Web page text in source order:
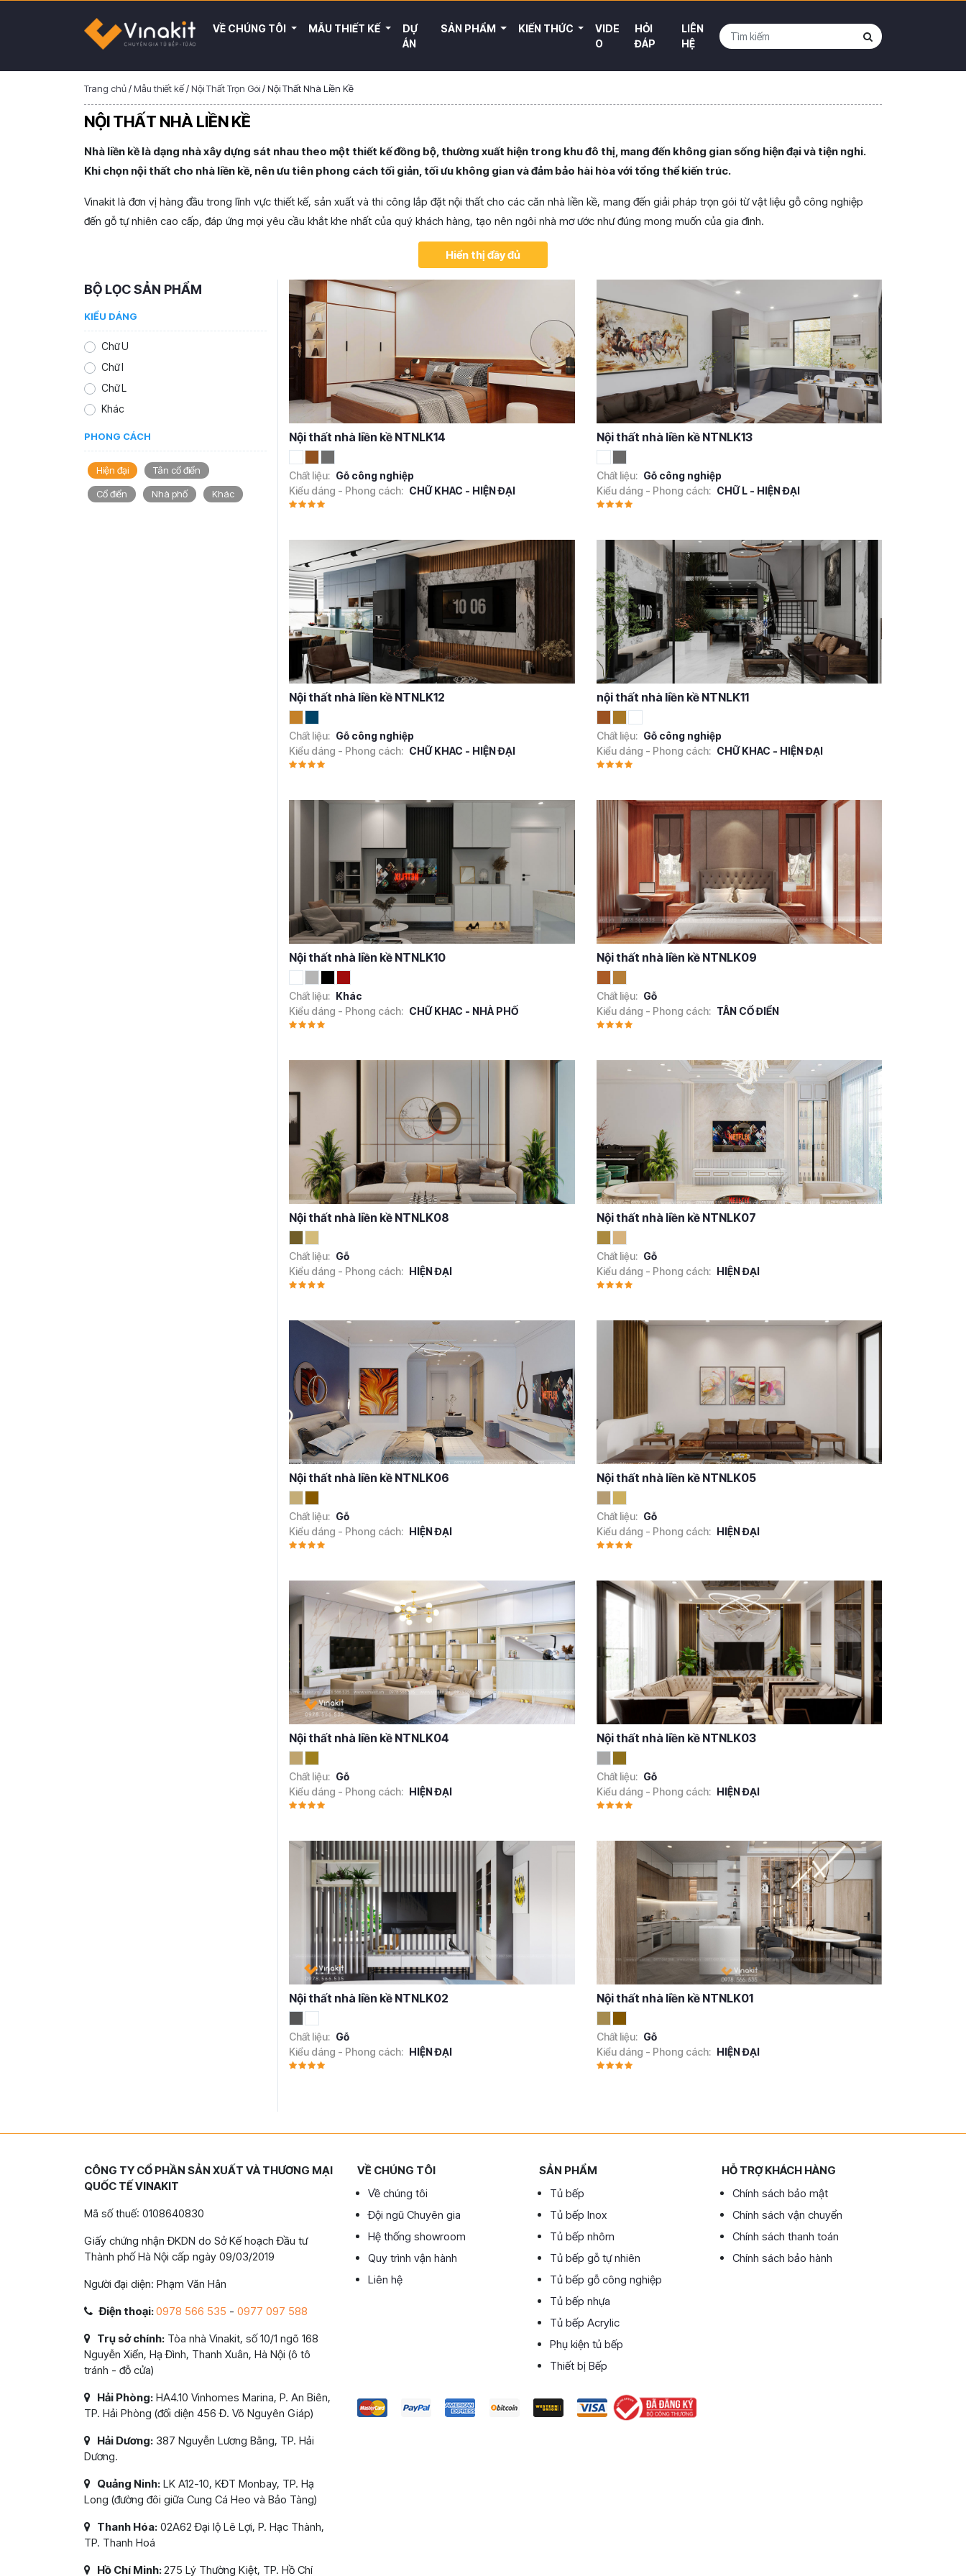
VỀ CHÚNG TÔI MẪU THIẾT KẾ
DỰ
ÁN
SẢN PHẨM KIẾN THỨC
VIDE
O
HỎI
ĐÁP
LIÊN
HỆ
Trang chủ/Mẫu thiết kế/Nội Thất Trọn Gói/Nội Thất Nhà Liền Kề
NỘI THẤT NHÀ LIỀN KỀ
Nhà liền kề là dạng nhà xây dựng sát nhau theo một thiết kế đồng bộ, thường xuất hiện trong khu đô thị, mang đến không gian sống hiện đại và tiện nghi.
Khi chọn nội thất cho nhà liền kề, nên ưu tiên phong cách tối giản, tối ưu không gian và đảm bảo hài hòa với tổng thể kiến trúc.
Vinakit là đơn vị hàng đầu trong lĩnh vực thiết kế, sản xuất và thi công lắp đặt nội thất cho các căn nhà liền kề, mang đến giải pháp trọn gói từ vật liệu gỗ công nghiệp
đến gỗ tự nhiên cao cấp, đáp ứng mọi yêu cầu khắt khe nhất của quý khách hàng, tạo nên ngôi nhà mơ ước như đúng mong muốn của gia đình.
Hiển thị đầy đủ
BỘ LỌC SẢN PHẨM
KIỂU DÁNG
Chữ U
Chữ I
Chữ L
Khác
PHONG CÁCH
Hiện đại Tân cổ điển
Cổ điển Nhà phố Khác
Nội thất nhà liền kề NTNLK14
Chất liệu: Gỗ công nghiệp
Kiểu dáng - Phong cách: CHỮ KHAC - HIỆN ĐẠI
Nội thất nhà liền kề NTNLK13
Chất liệu: Gỗ công nghiệp
Kiểu dáng - Phong cách: CHỮ L - HIỆN ĐẠI
Nội thất nhà liền kề NTNLK12
Chất liệu: Gỗ công nghiệp
Kiểu dáng - Phong cách: CHỮ KHAC - HIỆN ĐẠI
nội thất nhà liền kề NTNLK11
Chất liệu: Gỗ công nghiệp
Kiểu dáng - Phong cách: CHỮ KHAC - HIỆN ĐẠI
Nội thất nhà liền kề NTNLK10
Chất liệu: Khác
Kiểu dáng - Phong cách: CHỮ KHAC - NHÀ PHỐ
Nội thất nhà liền kề NTNLK09
Chất liệu: Gỗ
Kiểu dáng - Phong cách: TÂN CỔ ĐIỂN
Nội thất nhà liền kề NTNLK08
Chất liệu: Gỗ
Kiểu dáng - Phong cách: HIỆN ĐẠI
Nội thất nhà liền kề NTNLK07
Chất liệu: Gỗ
Kiểu dáng - Phong cách: HIỆN ĐẠI
Nội thất nhà liền kề NTNLK06
Chất liệu: Gỗ
Kiểu dáng - Phong cách: HIỆN ĐẠI
Nội thất nhà liền kề NTNLK05
Chất liệu: Gỗ
Kiểu dáng - Phong cách: HIỆN ĐẠI
Nội thất nhà liền kề NTNLK04
Chất liệu: Gỗ
Kiểu dáng - Phong cách: HIỆN ĐẠI
Nội thất nhà liền kề NTNLK03
Chất liệu: Gỗ
Kiểu dáng - Phong cách: HIỆN ĐẠI
Nội thất nhà liền kề NTNLK02
Chất liệu: Gỗ
Kiểu dáng - Phong cách: HIỆN ĐẠI
Nội thất nhà liền kề NTNLK01
Chất liệu: Gỗ
Kiểu dáng - Phong cách: HIỆN ĐẠI
CÔNG TY CỔ PHẦN SẢN XUẤT VÀ THƯƠNG MẠI
QUỐC TẾ VINAKIT
Mã số thuế: 0108640830
Giấy chứng nhận ĐKDN do Sở Kế hoạch Đầu tư
Thành phố Hà Nội cấp ngày 09/03/2019
Người đại diện: Phạm Văn Hân
Điện thoại:0978 566 535 - 0977 097 588
Trụ sở chính: Tòa nhà Vinakit, số 10/1 ngõ 168
Nguyễn Xiển, Hạ Đình, Thanh Xuân, Hà Nội (ô tô
tránh - đỗ cửa)
Hải Phòng: HA4.10 Vinhomes Marina, P. An Biên,
TP. Hải Phòng (đối diện 456 Đ. Võ Nguyên Giáp)
Hải Dương: 387 Nguyễn Lương Bằng, TP. Hải
Dương.
Quảng Ninh: LK A12-10, KĐT Monbay, TP. Hạ
Long (đường đôi giữa Cung Cá Heo và Bảo Tàng)
Thanh Hóa: 02A62 Đại lộ Lê Lợi, P. Hạc Thành,
TP. Thanh Hoá
Hồ Chí Minh:275 Lý Thường Kiệt, TP. Hồ Chí
VỀ CHÚNG TÔI
Về chúng tôi
Đội ngũ Chuyên gia
Hệ thống showroom
Quy trình vận hành
Liên hệ
SẢN PHẨM
Tủ bếp
Tủ bếp Inox
Tủ bếp nhôm
Tủ bếp gỗ tự nhiên
Tủ bếp gỗ công nghiệp
Tủ bếp nhựa
Tủ bếp Acrylic
Phụ kiện tủ bếp
Thiết bị Bếp
HỖ TRỢ KHÁCH HÀNG
Chính sách bảo mật
Chính sách vận chuyển
Chính sách thanh toán
Chính sách bảo hành